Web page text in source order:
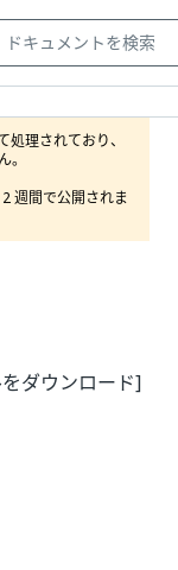
理されており、
週間で公開されま
ダウンロード]